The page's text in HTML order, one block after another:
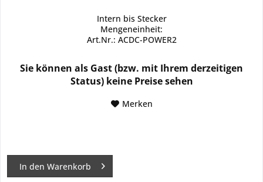
Intern bis Stecker
Mengeneinheit:
Art.Nr.: ACDC-POWER2
Sie können als Gast (bzw. mit Ihrem derzeitigen
Status) keine Preise sehen
Merken
In den Warenkorb